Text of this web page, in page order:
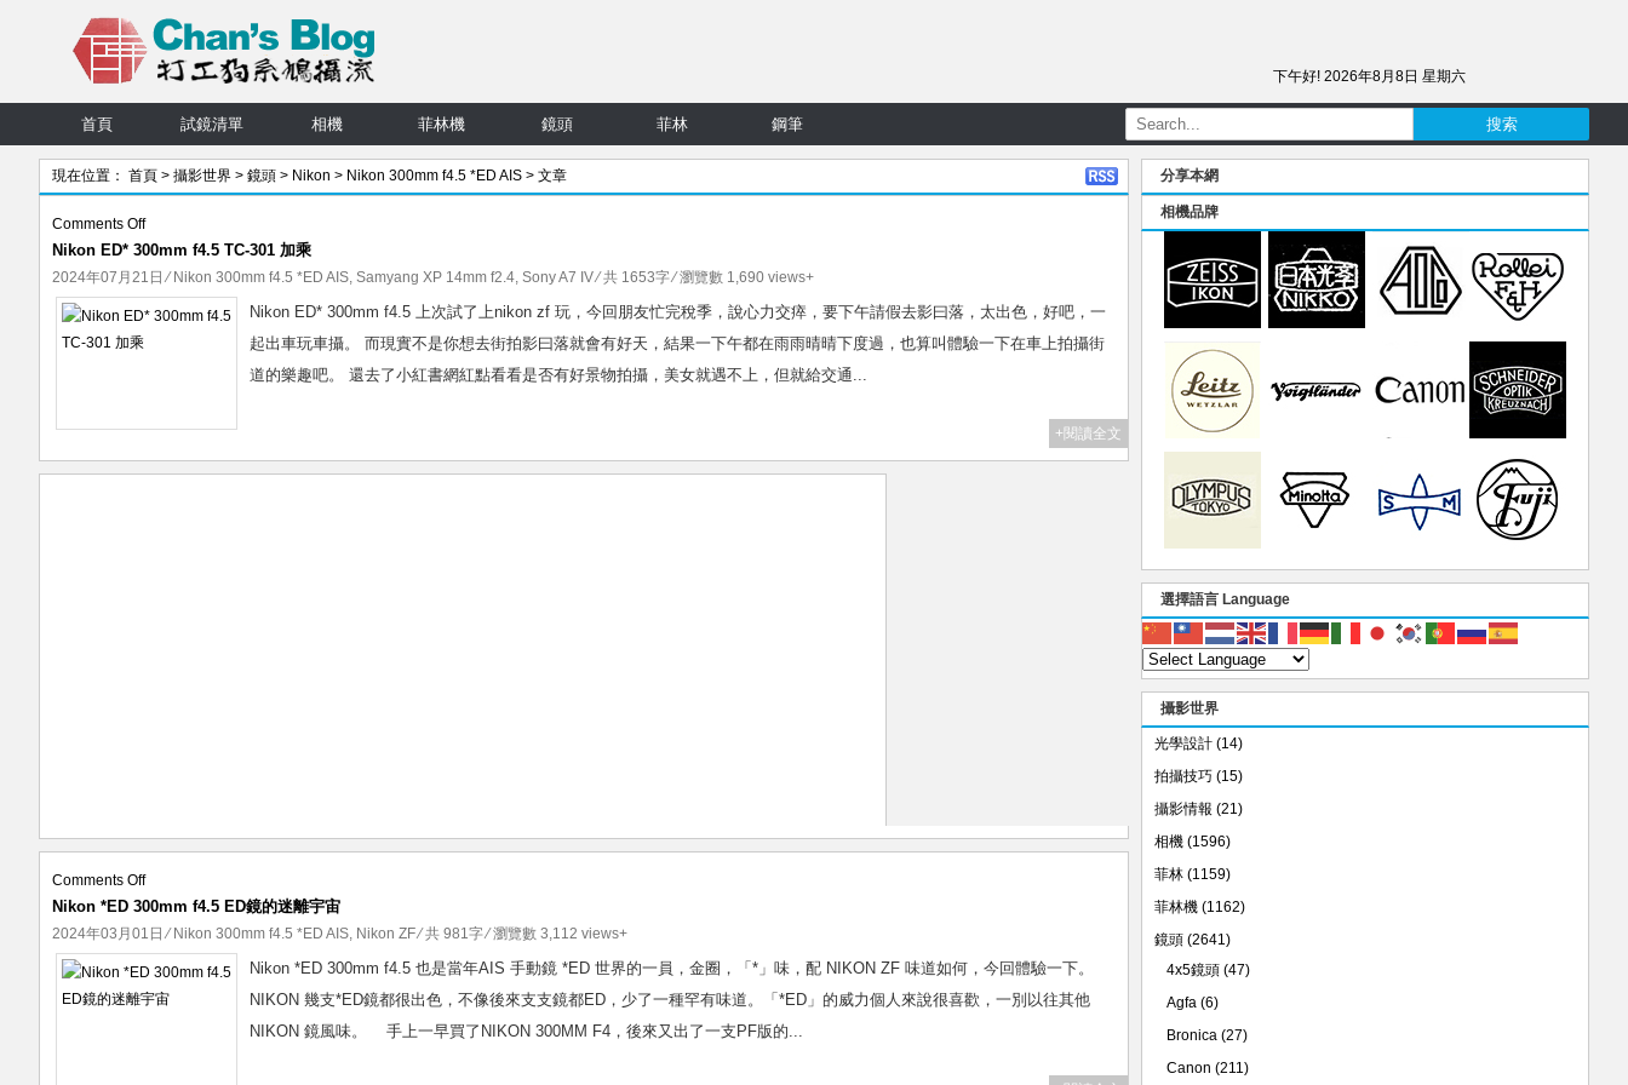
下午好! 2026年8月8日 星期六
首頁 試鏡清單 相機 菲林機 鏡頭 菲林 鋼筆
現在位置： 首頁 > 攝影世界 > 鏡頭 > Nikon > Nikon 300mm f4.5 *ED AIS > 文章
Comments Offon
Nikon
ED*
300mm
Nikon ED* 300mm f4.5 TC-301 加乘
2024年07月21日 ⁄ Nikon 300mm f4.5 *ED AIS, Samyang XP 14mm f2.4, Sony A7 IV⁄ 共 1653字 ⁄ 瀏覽數 1,690 views+
Nikon ED* 300mm f4.5 上次試了上nikon zf 玩，今回朋友忙完稅季，說心力交瘁，要下午請假去影曰落，太出色，好吧，一
起出車玩車攝。 而現實不是你想去街拍影曰落就會有好天，結果一下午都在雨雨晴晴下度過，也算叫體驗一下在車上拍攝街
道的樂趣吧。 還去了小紅書網紅點看看是否有好景物拍攝，美女就遇不上，但就給交通...
+閱讀全文
Comments Offon
Nikon
*ED
300mm
Nikon *ED 300mm f4.5 ED鏡的迷離宇宙
2024年03月01日 ⁄ Nikon 300mm f4.5 *ED AIS, Nikon ZF⁄ 共 981字 ⁄ 瀏覽數 3,112 views+
Nikon *ED 300mm f4.5 也是當年AIS 手動鏡 *ED 世界的一員，金圈，「*」味，配 NIKON ZF 味道如何，今回體驗一下。
NIKON 幾支*ED鏡都很出色，不像後來支支鏡都ED，少了一種罕有味道。「*ED」的威力個人來說很喜歡，一別以往其他
NIKON 鏡風味。 手上一早買了NIKON 300MM F4，後來又出了一支PF版的...
分享本網
相機品牌
選擇語言 Language
攝影世界
光學設計 (14)
拍攝技巧 (15)
攝影情報 (21)
相機 (1596)
菲林 (1159)
菲林機 (1162)
鏡頭 (2641)
4x5鏡頭 (47)
Agfa (6)
Bronica (27)
Canon (211)